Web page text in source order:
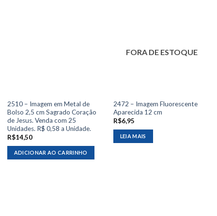
2510 – Imagem em Metal de
Bolso 2,5 cm Sagrado Coração
de Jesus. Venda com 25
Unidades. R$ 0,58 a Unidade.
R$14,50
ADICIONAR AO CARRINHO
FORA DE ESTOQUE
2472 – Imagem Fluorescente
Aparecida 12 cm
R$6,95
LEIA MAIS